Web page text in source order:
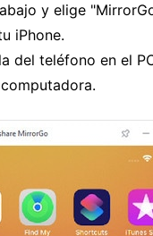
y elige
iPhone.
del teléfono en el